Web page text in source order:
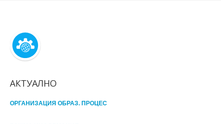
АКТУАЛНО
ОРГАНИЗАЦИЯ ОБРАЗ. ПРОЦЕС